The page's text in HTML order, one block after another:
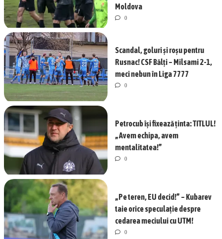
Moldova
0
Scandal, goluri și roșu pentru
Rusnac! CSF Bălți – Milsami 2-1,
meci nebun în Liga 7777
0
Petrocub își fixează ținta: TITLUL!
„Avem echipa, avem
mentalitatea!”
0
„Pe teren, EU decid!” – Kubarev
taie orice speculație despre
cedarea meciului cu UTM!
0